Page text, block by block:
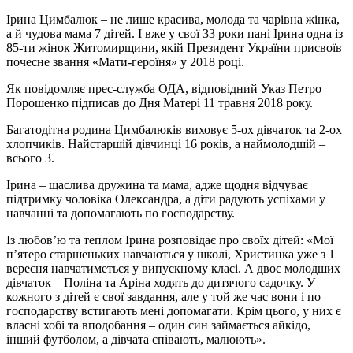
Ірина Цимбалюк – не лише красива, молода та чарівна жінка,
а й чудова мама 7 дітей. І вже у свої 33 роки пані Ірина одна із
85-ти жінок Житомирщини, якій Президент України присвоїв
почесне звання «Мати-героїня» у 2018 році.
Як повідомляє прес-служба ОДА, відповідний Указ Петро
Порошенко підписав до Дня Матері 11 травня 2018 року.
Багатодітна родина Цимбалюків виховує 5-ох дівчаток та 2-ох
хлопчиків. Найстаршій дівчинці 16 років, а наймолодшій –
всього 3.
Ірина – щаслива дружина та мама, адже щодня відчуває
підтримку чоловіка Олександра, а діти радують успіхами у
навчанні та допомагають по господарству.
Із любов’ю та теплом Ірина розповідає про своїх дітей: «Мої
п’ятеро старшеньких навчаються у школі, Христинка уже з 1
вересня навчатиметься у випускному класі. А двоє молодших
дівчаток – Поліна та Аріна ходять до дитячого садочку. У
кожного з дітей є свої завдання, але у той же час вони і по
господарству встигають мені допомагати. Крім цього, у них є
власні хобі та вподобання – один син займається айкідо,
інший футболом, а дівчата співають, малюють».